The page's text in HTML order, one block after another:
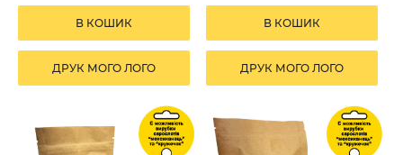
В КОШИК
ДРУК МОГО ЛОГО
В КОШИК
ДРУК МОГО ЛОГО